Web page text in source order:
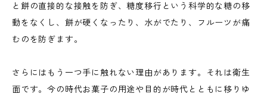
と餅の直接的な接触を防ぎ、糖度移行という科学的な糖の移
動をなくし、餅が硬くなったり、水がでたり、フルーツが痛
むのを防ぎます。
さらにはもう一つ手に触れない理由があります。それは衛生
面です。今の時代お菓子の用途や目的が時代とともに移りゆ